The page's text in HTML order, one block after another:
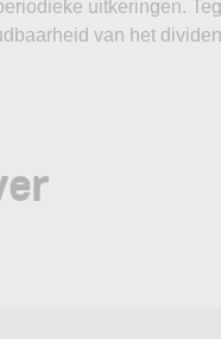
uitkeringen.
van het